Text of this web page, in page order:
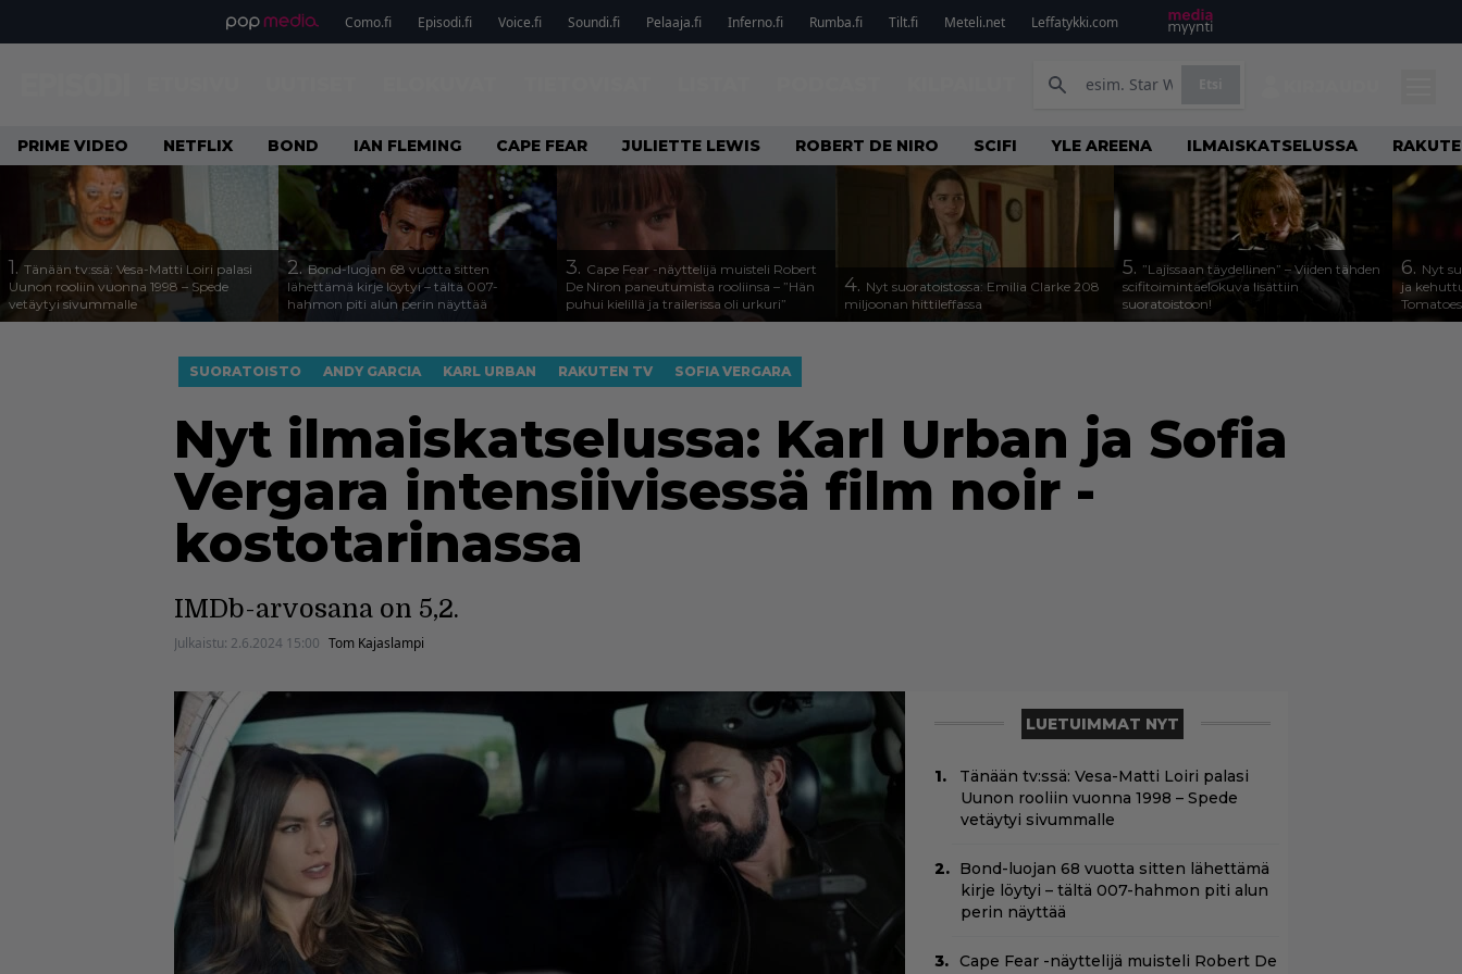
Como.fi Episodi.fi Voice.fi Soundi.fi Pelaaja.fi Inferno.fi Rumba.fi Tilt.fi Meteli.net Leffatykki.com
PRIME VIDEO NETFLIX BOND IAN FLEMING CAPE FEAR JULIETTE LEWIS ROBERT DE NIRO SCIFI YLE AREENA ILMAISKATSELUSSA
1. Tänään tv:ssä: Vesa-Matti Loiri palasi
Uunon rooliin vuonna 1998 – Spede
vetäytyi sivummalle
2.Bond-luojan 68 vuotta sitten
lähettämä kirje löytyi – tältä 007-
hahmon piti alun perin näyttää
3. Cape Fear -näyttelijä muisteli Robert
De Niron paneutumista rooliinsa – ”Hän
puhui kielillä ja trailerissa oli urkuri”
4. Nyt suoratoistossa: Emilia Clarke 208
miljoonan hittileffassa
5. ”Lajissaan täydellinen” – Viiden tähden
scifitoimintaelokuva lisättiin
suoratoistoon!
6. Nyt
ja
SUORATOISTO ANDY GARCIA KARL URBAN RAKUTEN TV SOFIA VERGARA
Nyt ilmaiskatselussa: Karl Urban ja Sofia
Vergara intensiivisessä film noir -
kostotarinassa
IMDb-arvosana on 5,2.
Julkaistu: 2.6.2024 15:00 Tom Kajaslampi
LUETUIMMAT NYT
Tänään tv:ssä: Vesa-Matti Loiri palasi
Uunon rooliin vuonna 1998 – Spede
vetäytyi sivummalle
Bond-luojan 68 vuotta sitten lähettämä
kirje löytyi – tältä 007-hahmon piti alun
perin näyttää
Cape Fear -näyttelijä muisteli Robert De